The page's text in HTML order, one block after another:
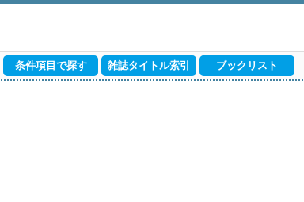
条件項目で探す 雑誌タイトル索引 ブックリスト